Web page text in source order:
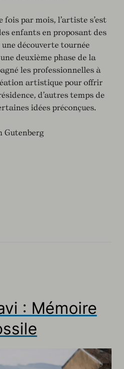
fois par mois, l’artiste s’est
enfants en proposant des
découverte tournée
deuxième phase de la
les professionnelles à
artistique pour offrir
d’autres temps de
idées préconçues.
Gutenberg
: Mémoire